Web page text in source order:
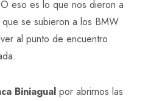
eso es lo que nos dieron a
se subieron a los BMW
al punto de encuentro
Biniagual por abrirnos las